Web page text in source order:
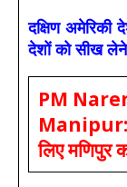
दक्षिण
देशों को सीख
PM
Manipur:
लिए मणिपुर